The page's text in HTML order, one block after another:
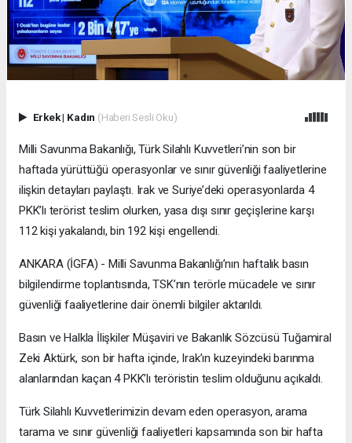
Erkek| Kadın (Haberi Sesli Oku)
Milli Savunma Bakanlığı, Türk Silahlı Kuvvetleri’nin son bir
haftada yürüttüğü operasyonlar ve sınır güvenliği faaliyetlerine
ilişkin detayları paylaştı. Irak ve Suriye’deki operasyonlarda 4
PKK’lı terörist teslim olurken, yasa dışı sınır geçişlerine karşı
112 kişi yakalandı, bin 192 kişi engellendi.
ANKARA (İGFA) - Milli Savunma Bakanlığı’nın haftalık basın
bilgilendirme toplantısında, TSK’nın terörle mücadele ve sınır
güvenliği faaliyetlerine dair önemli bilgiler aktarıldı.
Basın ve Halkla İlişkiler Müşaviri ve Bakanlık Sözcüsü Tuğamiral
Zeki Aktürk, son bir hafta içinde, Irak’ın kuzeyindeki barınma
alanlarından kaçan 4 PKK’lı teröristin teslim olduğunu açıkaldı.
Türk Silahlı Kuvvetlerimizin devam eden operasyon, arama
tarama ve sınır güvenliği faaliyetleri kapsamında son bir hafta